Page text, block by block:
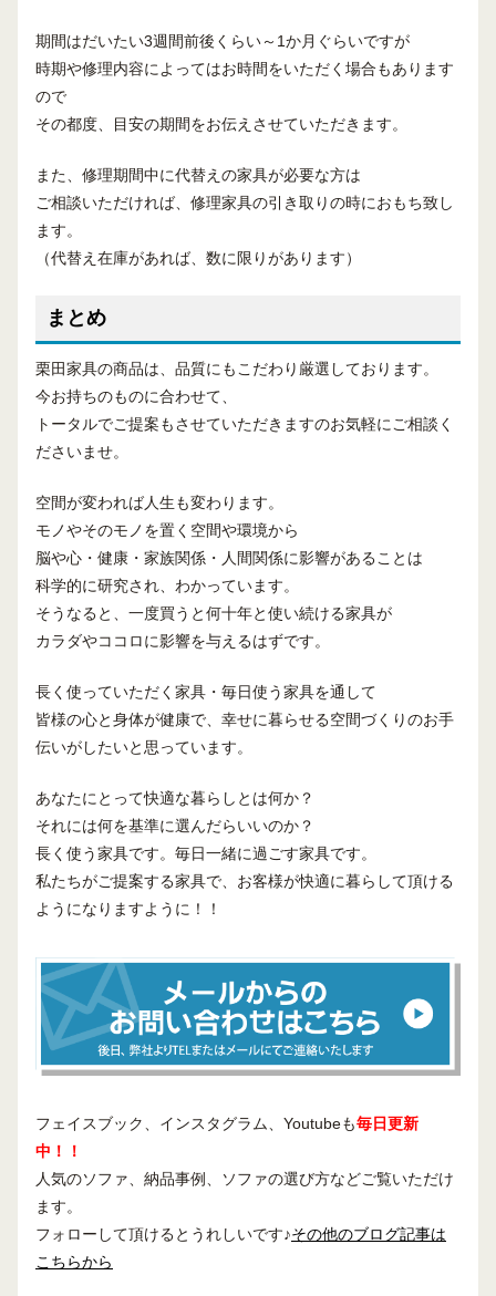
期間はだいたい3週間前後くらい～1か月ぐらいですが
時期や修理内容によってはお時間をいただく場合もあります
ので
その都度、目安の期間をお伝えさせていただきます。
また、修理期間中に代替えの家具が必要な方は
ご相談いただければ、修理家具の引き取りの時におもち致し
ます。
（代替え在庫があれば、数に限りがあります）
まとめ
栗田家具の商品は、品質にもこだわり厳選しております。
今お持ちのものに合わせて、
トータルでご提案もさせていただきますのお気軽にご相談く
ださいませ。
空間が変われば人生も変わります。
モノやそのモノを置く空間や環境から
脳や心・健康・家族関係・人間関係に影響があることは
科学的に研究され、わかっています。
そうなると、一度買うと何十年と使い続ける家具が
カラダやココロに影響を与えるはずです。
長く使っていただく家具・毎日使う家具を通して
皆様の心と身体が健康で、幸せに暮らせる空間づくりのお手
伝いがしたいと思っています。
あなたにとって快適な暮らしとは何か？
それには何を基準に選んだらいいのか？
長く使う家具です。毎日一緒に過ごす家具です。
私たちがご提案する家具で、お客様が快適に暮らして頂ける
ようになりますように！！
フェイスブック、インスタグラム、Youtubeも毎日更新
中！！
人気のソファ、納品事例、ソファの選び方などご覧いただけ
ます。
フォローして頂けるとうれしいです♪その他のブログ記事は
こちらから